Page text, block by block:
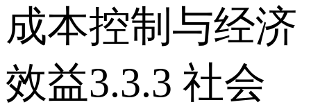
成本控制与经济
效益 3.3.3 社会